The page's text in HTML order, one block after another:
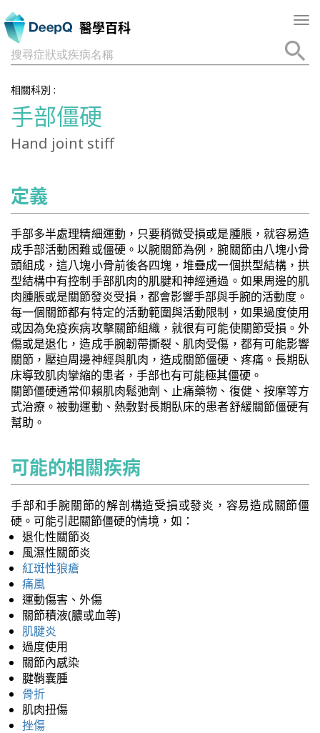
醫學百科
搜尋症狀或疾病名稱
相關科別 :
手部僵硬
Hand joint stiff
定義
手部多半處理精細運動，只要稍微受損或是腫脹，就容易造
成手部活動困難或僵硬。以腕關節為例，腕關節由八塊小骨
頭組成，這八塊小骨前後各四塊，堆疊成一個拱型結構，拱
型結構中有控制手部肌肉的肌腱和神經通過。如果周邊的肌
肉腫脹或是關節發炎受損，都會影響手部與手腕的活動度。
每一個關節都有特定的活動範圍與活動限制，如果過度使用
或因為免疫疾病攻擊關節組織，就很有可能使關節受損。外
傷或是退化，造成手腕韌帶撕裂、肌肉受傷，都有可能影響
關節，壓迫周邊神經與肌肉，造成關節僵硬、疼痛。長期臥
床導致肌肉攣縮的患者，手部也有可能極其僵硬。
關節僵硬通常仰賴肌肉鬆弛劑、止痛藥物、復健、按摩等方
式治療。被動運動、熱敷對長期臥床的患者舒緩關節僵硬有
幫助。
可能的相關疾病
手部和手腕關節的解剖構造受損或發炎，容易造成關節僵
硬。可能引起關節僵硬的情境，如：
退化性關節炎
風濕性關節炎
紅斑性狼瘡
痛風
運動傷害、外傷
關節積液(膿或血等)
肌腱炎
過度使用
關節內感染
腱鞘囊腫
骨折
肌肉扭傷
挫傷